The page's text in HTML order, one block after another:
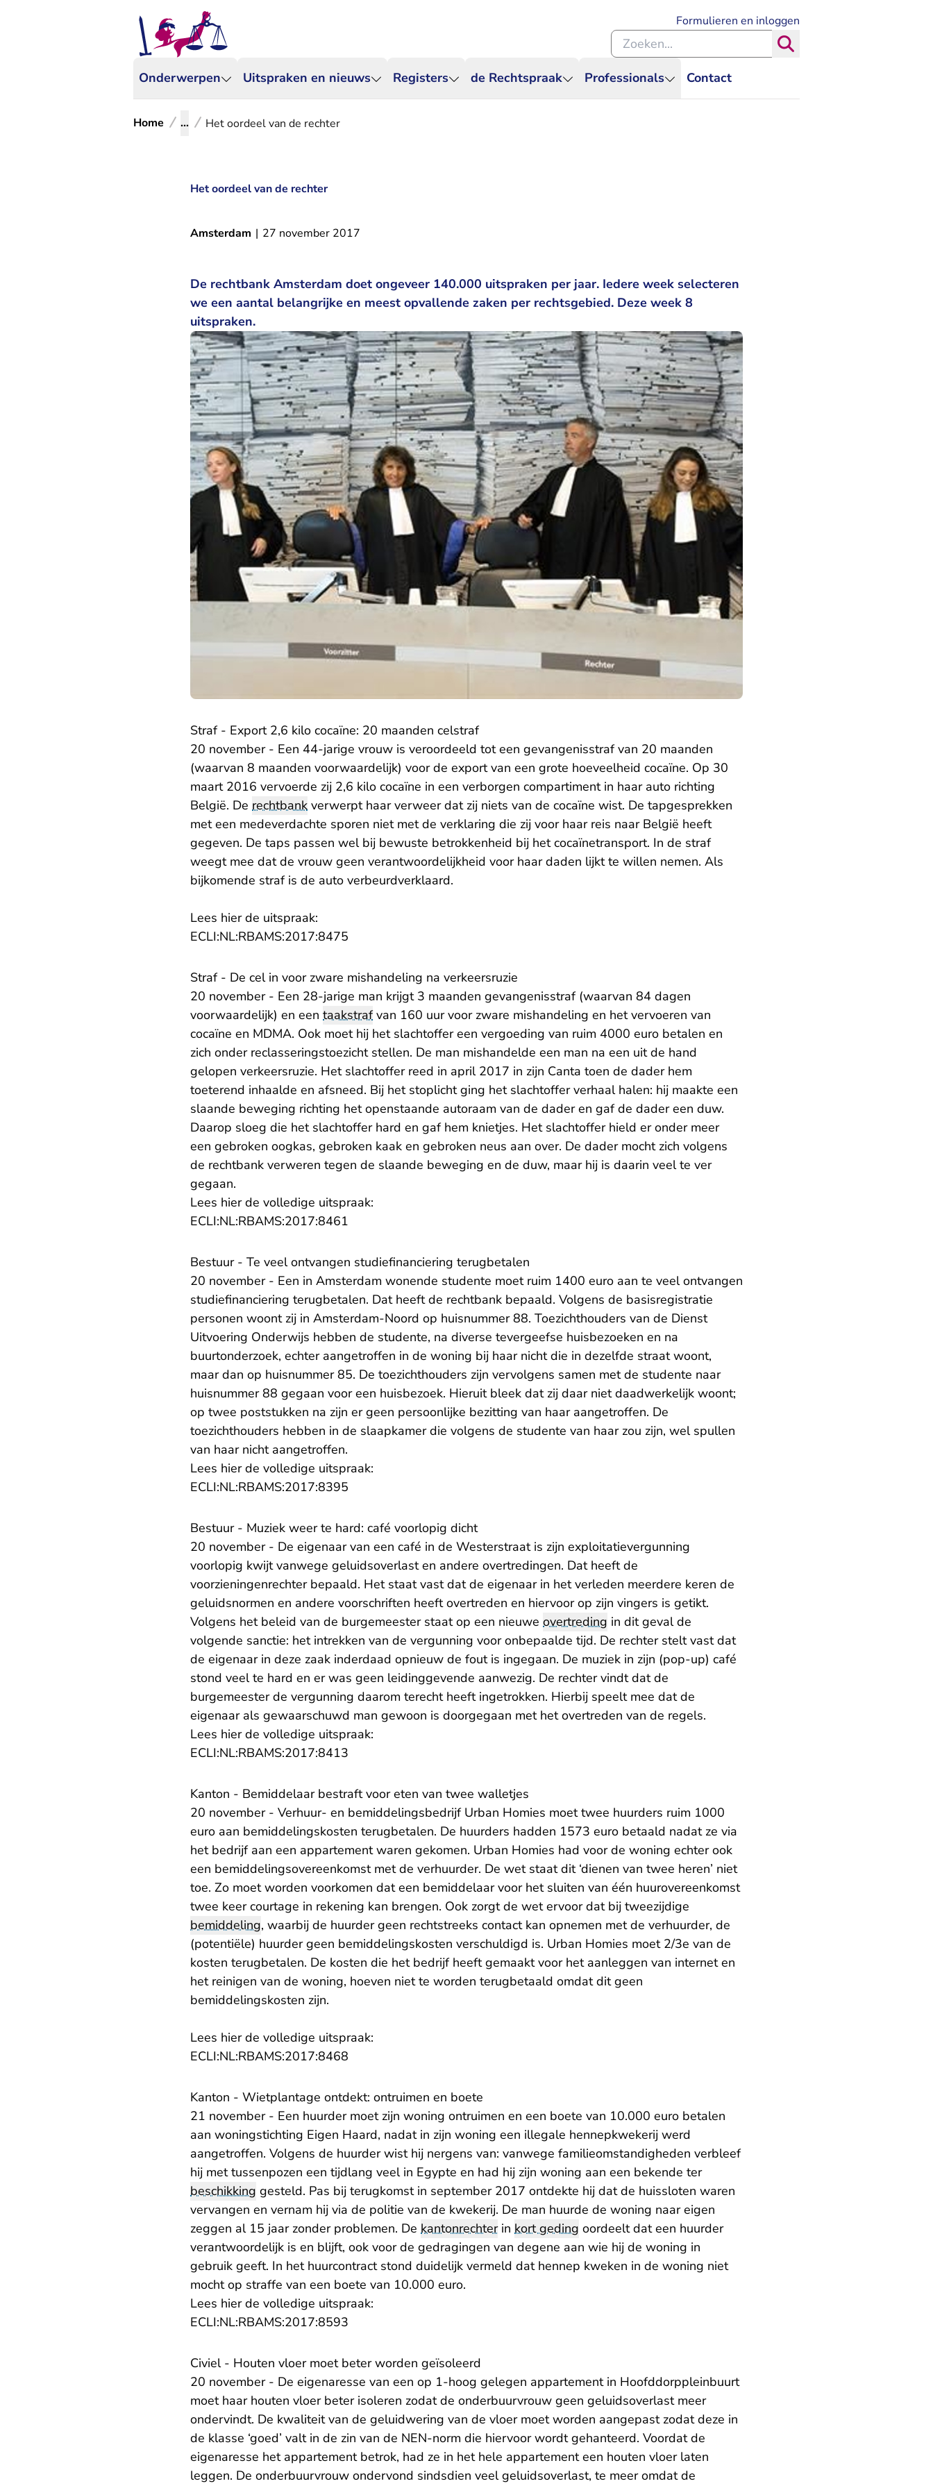
Onderwerpen Uitspraken en nieuws Registers de Rechtspraak Professionals Contact
Formulieren en inloggen
Zoeken binnen de Rechtspraak
Home ... Het oordeel van de rechter
Het oordeel van de rechter
Amsterdam | 27 november 2017
De rechtbank Amsterdam doet ongeveer 140.000 uitspraken per jaar. Iedere week selecteren
we een aantal belangrijke en meest opvallende zaken per rechtsgebied. Deze week 8
uitspraken.
Straf - Export 2,6 kilo cocaïne: 20 maanden celstraf
20 november - Een 44-jarige vrouw is veroordeeld tot een gevangenisstraf van 20 maanden
(waarvan 8 maanden voorwaardelijk) voor de export van een grote hoeveelheid cocaïne. Op 30
maart 2016 vervoerde zij 2,6 kilo cocaïne in een verborgen compartiment in haar auto richting
België. De rechtbank verwerpt haar verweer dat zij niets van de cocaïne wist. De tapgesprekken
met een medeverdachte sporen niet met de verklaring die zij voor haar reis naar België heeft
gegeven. De taps passen wel bij bewuste betrokkenheid bij het cocaïnetransport. In de straf
weegt mee dat de vrouw geen verantwoordelijkheid voor haar daden lijkt te willen nemen. Als
bijkomende straf is de auto verbeurdverklaard.
Lees hier de uitspraak:
ECLI:NL:RBAMS:2017:8475
Straf - De cel in voor zware mishandeling na verkeersruzie
20 november - Een 28-jarige man krijgt 3 maanden gevangenisstraf (waarvan 84 dagen
voorwaardelijk) en een taakstrafvan 160 uur voor zware mishandeling en het vervoeren van
cocaïne en MDMA. Ook moet hij het slachtoffer een vergoeding van ruim 4000 euro betalen en
zich onder reclasseringstoezicht stellen. De man mishandelde een man na een uit de hand
gelopen verkeersruzie. Het slachtoffer reed in april 2017 in zijn Canta toen de dader hem
toeterend inhaalde en afsneed. Bij het stoplicht ging het slachtoffer verhaal halen: hij maakte een
slaande beweging richting het openstaande autoraam van de dader en gaf de dader een duw.
Daarop sloeg die het slachtoffer hard en gaf hem knietjes. Het slachtoffer hield er onder meer
een gebroken oogkas, gebroken kaak en gebroken neus aan over. De dader mocht zich volgens
de rechtbank verweren tegen de slaande beweging en de duw, maar hij is daarin veel te ver
gegaan.
Lees hier de volledige uitspraak:
ECLI:NL:RBAMS:2017:8461
Bestuur - Te veel ontvangen studiefinanciering terugbetalen
20 november - Een in Amsterdam wonende studente moet ruim 1400 euro aan te veel ontvangen
studiefinanciering terugbetalen. Dat heeft de rechtbank bepaald. Volgens de basisregistratie
personen woont zij in Amsterdam-Noord op huisnummer 88. Toezichthouders van de Dienst
Uitvoering Onderwijs hebben de studente, na diverse tevergeefse huisbezoeken en na
buurtonderzoek, echter aangetroffen in de woning bij haar nicht die in dezelfde straat woont,
maar dan op huisnummer 85. De toezichthouders zijn vervolgens samen met de studente naar
huisnummer 88 gegaan voor een huisbezoek. Hieruit bleek dat zij daar niet daadwerkelijk woont;
op twee poststukken na zijn er geen persoonlijke bezitting van haar aangetroffen. De
toezichthouders hebben in de slaapkamer die volgens de studente van haar zou zijn, wel spullen
van haar nicht aangetroffen.
Lees hier de volledige uitspraak:
ECLI:NL:RBAMS:2017:8395
Bestuur - Muziek weer te hard: café voorlopig dicht
20 november - De eigenaar van een café in de Westerstraat is zijn exploitatievergunning
voorlopig kwijt vanwege geluidsoverlast en andere overtredingen. Dat heeft de
voorzieningenrechter bepaald. Het staat vast dat de eigenaar in het verleden meerdere keren de
geluidsnormen en andere voorschriften heeft overtreden en hiervoor op zijn vingers is getikt.
Volgens het beleid van de burgemeester staat op een nieuwe overtreding in dit geval de
volgende sanctie: het intrekken van de vergunning voor onbepaalde tijd. De rechter stelt vast dat
de eigenaar in deze zaak inderdaad opnieuw de fout is ingegaan. De muziek in zijn (pop-up) café
stond veel te hard en er was geen leidinggevende aanwezig. De rechter vindt dat de
burgemeester de vergunning daarom terecht heeft ingetrokken. Hierbij speelt mee dat de
eigenaar als gewaarschuwd man gewoon is doorgegaan met het overtreden van de regels.
Lees hier de volledige uitspraak:
ECLI:NL:RBAMS:2017:8413
Kanton - Bemiddelaar bestraft voor eten van twee walletjes
20 november - Verhuur- en bemiddelingsbedrijf Urban Homies moet twee huurders ruim 1000
euro aan bemiddelingskosten terugbetalen. De huurders hadden 1573 euro betaald nadat ze via
het bedrijf aan een appartement waren gekomen. Urban Homies had voor de woning echter ook
een bemiddelingsovereenkomst met de verhuurder. De wet staat dit ‘dienen van twee heren’ niet
toe. Zo moet worden voorkomen dat een bemiddelaar voor het sluiten van één huurovereenkomst
twee keer courtage in rekening kan brengen. Ook zorgt de wet ervoor dat bij tweezijdige
bemiddeling, waarbij de huurder geen rechtstreeks contact kan opnemen met de verhuurder, de
(potentiële) huurder geen bemiddelingskosten verschuldigd is. Urban Homies moet 2/3e van de
kosten terugbetalen. De kosten die het bedrijf heeft gemaakt voor het aanleggen van internet en
het reinigen van de woning, hoeven niet te worden terugbetaald omdat dit geen
bemiddelingskosten zijn.
Lees hier de volledige uitspraak:
ECLI:NL:RBAMS:2017:8468
Kanton - Wietplantage ontdekt: ontruimen en boete
21 november - Een huurder moet zijn woning ontruimen en een boete van 10.000 euro betalen
aan woningstichting Eigen Haard, nadat in zijn woning een illegale hennepkwekerij werd
aangetroffen. Volgens de huurder wist hij nergens van: vanwege familieomstandigheden verbleef
hij met tussenpozen een tijdlang veel in Egypte en had hij zijn woning aan een bekende ter
beschikking gesteld. Pas bij terugkomst in september 2017 ontdekte hij dat de huissloten waren
vervangen en vernam hij via de politie van de kwekerij. De man huurde de woning naar eigen
zeggen al 15 jaar zonder problemen. De kantonrechterin kort geding oordeelt dat een huurder
verantwoordelijk is en blijft, ook voor de gedragingen van degene aan wie hij de woning in
gebruik geeft. In het huurcontract stond duidelijk vermeld dat hennep kweken in de woning niet
mocht op straffe van een boete van 10.000 euro.
Lees hier de volledige uitspraak:
ECLI:NL:RBAMS:2017:8593
Civiel - Houten vloer moet beter worden geïsoleerd
20 november - De eigenaresse van een op 1-hoog gelegen appartement in Hoofddorppleinbuurt
moet haar houten vloer beter isoleren zodat de onderbuurvrouw geen geluidsoverlast meer
ondervindt. De kwaliteit van de geluidwering van de vloer moet worden aangepast zodat deze in
de klasse ‘goed’ valt in de zin van de NEN-norm die hiervoor wordt gehanteerd. Voordat de
eigenaresse het appartement betrok, had ze in het hele appartement een houten vloer laten
leggen. De onderbuurvrouw ondervond sindsdien veel geluidsoverlast, te meer omdat de